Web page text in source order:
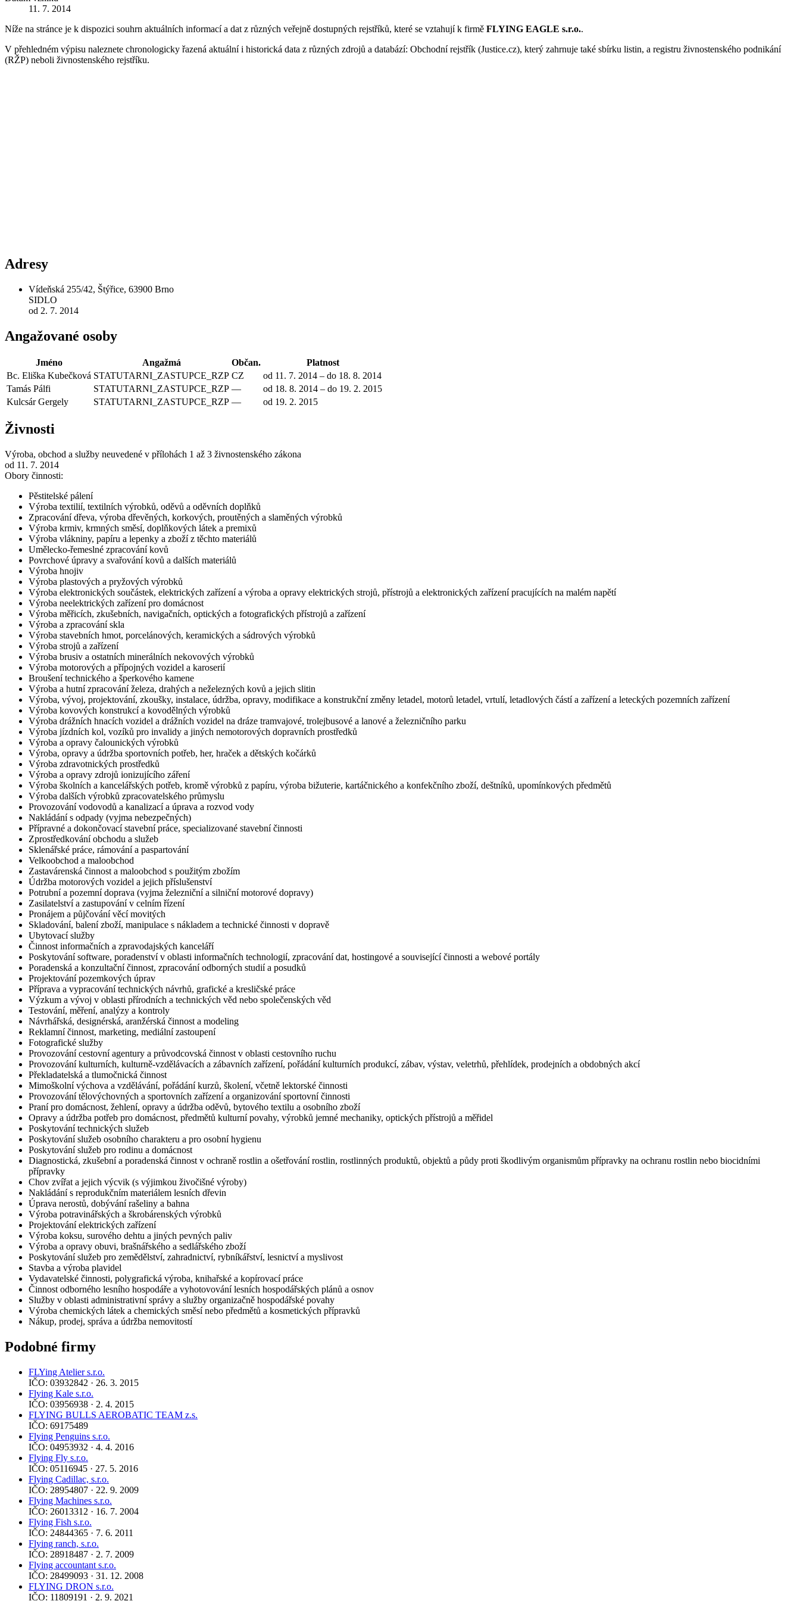
11. 7. 2014
Níže na stránce je k dispozici souhrn aktuálních informací a dat z různých veřejně dostupných rejstříků, které se vztahují k firmě FLYING EAGLE s.r.o..
V přehledném výpisu naleznete chronologicky řazená aktuální i historická data z různých zdrojů a databází: Obchodní rejstřík (Justice.cz), který zahrnuje také sbírku listin, a registru živnostenského podnikání
(RŽP) neboli živnostenského rejstříku.
Adresy
Vídeňská 255/42, Štýřice, 63900 Brno
SIDLO
od 2. 7. 2014
Angažované osoby
Jméno Angažmá Občan.
Platnost
Bc. Eliška Kubečková STATUTARNI_ZASTUPCE_RZP CZ
od 11. 7. 2014 – do 18. 8. 2014
Tamás Pálfi
STATUTARNI_ZASTUPCE_RZP —
od 18. 8. 2014 – do 19. 2. 2015
Kulcsár Gergely
STATUTARNI_ZASTUPCE_RZP — od 19. 2. 2015
Živnosti
Výroba, obchod a služby neuvedené v přílohách 1 až 3 živnostenského zákona
od 11. 7. 2014
Obory činnosti:
Pěstitelské pálení
Výroba textilií, textilních výrobků, oděvů a oděvních doplňků
Zpracování dřeva, výroba dřevěných, korkových, proutěných a slaměných výrobků
Výroba krmiv, krmných směsí, doplňkových látek a premixů
Výroba vlákniny, papíru a lepenky a zboží z těchto materiálů
Umělecko-řemeslné zpracování kovů
Povrchové úpravy a svařování kovů a dalších materiálů
Výroba hnojiv
Výroba plastových a pryžových výrobků
Výroba elektronických součástek, elektrických zařízení a výroba a opravy elektrických strojů, přístrojů a elektronických zařízení pracujících na malém napětí
Výroba neelektrických zařízení pro domácnost
Výroba měřicích, zkušebních, navigačních, optických a fotografických přístrojů a zařízení
Výroba a zpracování skla
Výroba stavebních hmot, porcelánových, keramických a sádrových výrobků
Výroba strojů a zařízení
Výroba brusiv a ostatních minerálních nekovových výrobků
Výroba motorových a přípojných vozidel a karoserií
Broušení technického a šperkového kamene
Výroba a hutní zpracování železa, drahých a neželezných kovů a jejich slitin
Výroba, vývoj, projektování, zkoušky, instalace, údržba, opravy, modifikace a konstrukční změny letadel, motorů letadel, vrtulí, letadlových částí a zařízení a leteckých pozemních zařízení
Výroba kovových konstrukcí a kovodělných výrobků
Výroba drážních hnacích vozidel a drážních vozidel na dráze tramvajové, trolejbusové a lanové a železničního parku
Výroba jízdních kol, vozíků pro invalidy a jiných nemotorových dopravních prostředků
Výroba a opravy čalounických výrobků
Výroba, opravy a údržba sportovních potřeb, her, hraček a dětských kočárků
Výroba zdravotnických prostředků
Výroba a opravy zdrojů ionizujícího záření
Výroba školních a kancelářských potřeb, kromě výrobků z papíru, výroba bižuterie, kartáčnického a konfekčního zboží, deštníků, upomínkových předmětů
Výroba dalších výrobků zpracovatelského průmyslu
Provozování vodovodů a kanalizací a úprava a rozvod vody
Nakládání s odpady (vyjma nebezpečných)
Přípravné a dokončovací stavební práce, specializované stavební činnosti
Zprostředkování obchodu a služeb
Sklenářské práce, rámování a paspartování
Velkoobchod a maloobchod
Zastavárenská činnost a maloobchod s použitým zbožím
Údržba motorových vozidel a jejich příslušenství
Potrubní a pozemní doprava (vyjma železniční a silniční motorové dopravy)
Zasilatelství a zastupování v celním řízení
Pronájem a půjčování věcí movitých
Skladování, balení zboží, manipulace s nákladem a technické činnosti v dopravě
Ubytovací služby
Činnost informačních a zpravodajských kanceláří
Poskytování software, poradenství v oblasti informačních technologií, zpracování dat, hostingové a související činnosti a webové portály
Poradenská a konzultační činnost, zpracování odborných studií a posudků
Projektování pozemkových úprav
Příprava a vypracování technických návrhů, grafické a kresličské práce
Výzkum a vývoj v oblasti přírodních a technických věd nebo společenských věd
Testování, měření, analýzy a kontroly
Návrhářská, designérská, aranžérská činnost a modeling
Reklamní činnost, marketing, mediální zastoupení
Fotografické služby
Provozování cestovní agentury a průvodcovská činnost v oblasti cestovního ruchu
Provozování kulturních, kulturně-vzdělávacích a zábavních zařízení, pořádání kulturních produkcí, zábav, výstav, veletrhů, přehlídek, prodejních a obdobných akcí
Překladatelská a tlumočnická činnost
Mimoškolní výchova a vzdělávání, pořádání kurzů, školení, včetně lektorské činnosti
Provozování tělovýchovných a sportovních zařízení a organizování sportovní činnosti
Praní pro domácnost, žehlení, opravy a údržba oděvů, bytového textilu a osobního zboží
Opravy a údržba potřeb pro domácnost, předmětů kulturní povahy, výrobků jemné mechaniky, optických přístrojů a měřidel
Poskytování technických služeb
Poskytování služeb osobního charakteru a pro osobní hygienu
Poskytování služeb pro rodinu a domácnost
Diagnostická, zkušební a poradenská činnost v ochraně rostlin a ošetřování rostlin, rostlinných produktů, objektů a půdy proti škodlivým organismům přípravky na ochranu rostlin nebo biocidními
přípravky
Chov zvířat a jejich výcvik (s výjimkou živočišné výroby)
Nakládání s reprodukčním materiálem lesních dřevin
Úprava nerostů, dobývání rašeliny a bahna
Výroba potravinářských a škrobárenských výrobků
Projektování elektrických zařízení
Výroba koksu, surového dehtu a jiných pevných paliv
Výroba a opravy obuvi, brašnářského a sedlářského zboží
Poskytování služeb pro zemědělství, zahradnictví, rybníkářství, lesnictví a myslivost
Stavba a výroba plavidel
Vydavatelské činnosti, polygrafická výroba, knihařské a kopírovací práce
Činnost odborného lesního hospodáře a vyhotovování lesních hospodářských plánů a osnov
Služby v oblasti administrativní správy a služby organizačně hospodářské povahy
Výroba chemických látek a chemických směsí nebo předmětů a kosmetických přípravků
Nákup, prodej, správa a údržba nemovitostí
Podobné firmy
FLYing Atelier s.r.o.
IČO: 03932842 · 26. 3. 2015
Flying Kale s.r.o.
IČO: 03956938 · 2. 4. 2015
FLYING BULLS AEROBATIC TEAM z.s.
IČO: 69175489
Flying Penguins s.r.o.
IČO: 04953932 · 4. 4. 2016
Flying Fly s.r.o.
IČO: 05116945 · 27. 5. 2016
Flying Cadillac, s.r.o.
IČO: 28954807 · 22. 9. 2009
Flying Machines s.r.o.
IČO: 26013312 · 16. 7. 2004
Flying Fish s.r.o.
IČO: 24844365 · 7. 6. 2011
Flying ranch, s.r.o.
IČO: 28918487 · 2. 7. 2009
Flying accountant s.r.o.
IČO: 28499093 · 31. 12. 2008
FLYING DRON s.r.o.
IČO: 11809191 · 2. 9. 2021